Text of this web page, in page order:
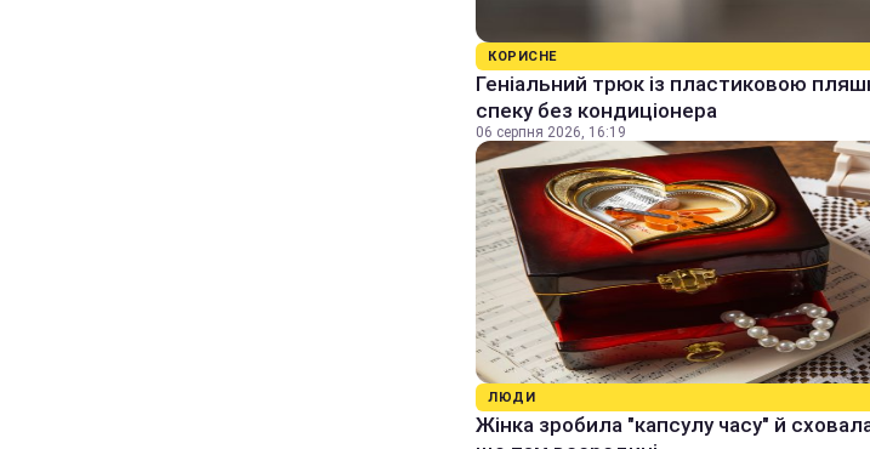
КОРИСНЕ
Геніальний трюк із пластиковою
спеку без кондиціонера
06 серпня 2026, 16:19
ЛЮДИ
Жінка зробила "капсулу часу" й